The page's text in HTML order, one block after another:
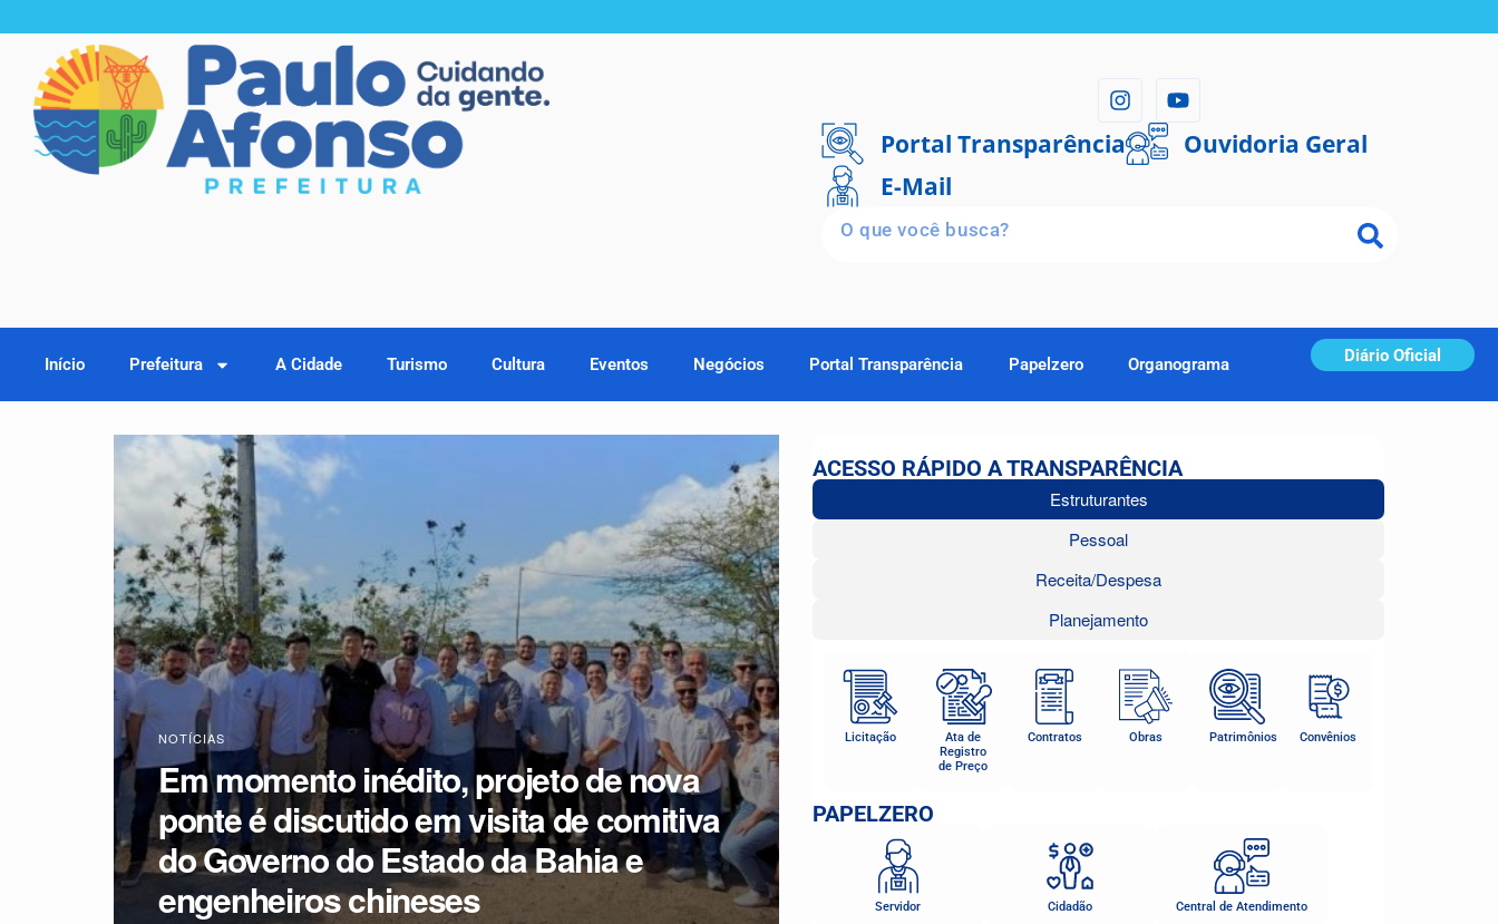
Portal Transparência
Ouvidoria Geral
E-Mail
Início Prefeitura A Cidade Turismo Cultura Eventos Negócios Portal Transparência Papelzero Organograma Diário Oficial
NOTÍCIAS
Em momento inédito, projeto de nova
ponte é discutido em visita de comitiva
do Governo do Estado da Bahia e
engenheiros chineses
ACESSO RÁPIDO A TRANSPARÊNCIA
Estruturantes
Pessoal
Receita/Despesa
Planejamento
Licitação
Ata de
Registro
de Preço
Contratos Obras Patrimônios Convênios
PAPELZERO
Servidor Cidadão Central de Atendimento